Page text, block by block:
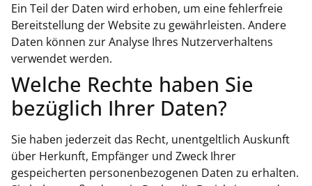
Ein Teil der Daten wird erhoben, um eine fehlerfreie
Bereitstellung der Website zu gewährleisten. Andere
Daten können zur Analyse Ihres Nutzerverhaltens
verwendet werden.
Welche Rechte haben Sie
bezüglich Ihrer Daten?
Sie haben jederzeit das Recht, unentgeltlich Auskunft
über Herkunft, Empfänger und Zweck Ihrer
gespeicherten personenbezogenen Daten zu erhalten.